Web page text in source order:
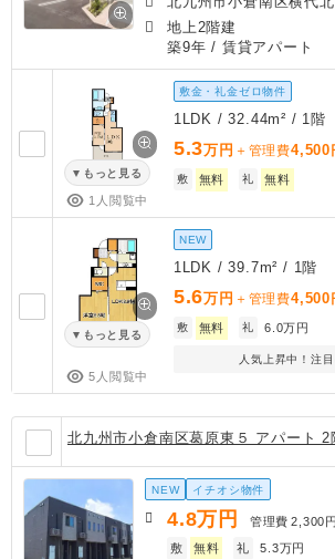
地上2階建
築9年 / 賃貸アパート
もっと見る
1人閲覧中
敷金・礼金ゼロ物件
1LDK / 32.44m² / 1階
5.3万円 ＋管理費4,500
敷 無料 礼 無料
もっと見る
5人閲覧中
NEW
1LDK / 39.7m² / 1階
5.6万円 ＋管理費4,500
敷 無料 礼 6.0万円
人気上昇中！注
北九州市小倉南区葛原東５ アパート 2
NEW イチオシ物件
4.8万円 管理費 2,300円
敷
無料 礼 5.3万円